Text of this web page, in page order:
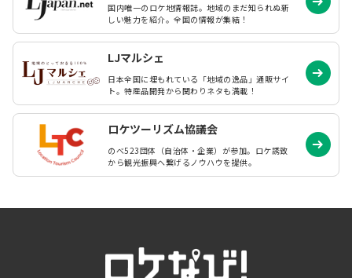
国内唯一のロケ地情報誌。地域のまだ知られぬ新
しい魅力を紹介。全国の情報が集結！
LJマルシェ
日本全国に埋もれている「地域の逸品」通販サイ
ト。特産品開発から関わりネタも満載！
ロケツーリズム協議会
のべ523団体（自治体・企業）が参加。ロケ誘致
から観光振興へ繋げるノウハウを提供。